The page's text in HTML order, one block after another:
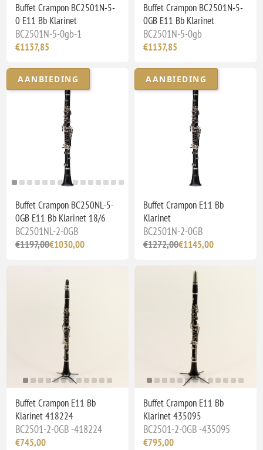
Buffet Crampon BC2501N-5-
0 E11 Bb Klarinet
BC2501N-5-0gb-1
€1137,85
Buffet Crampon BC2501N-5-
0GB E11 Bb Klarinet
BC2501N-5-0gb
€1137,85
AANBIEDING
Buffet Crampon BC250NL-5-
0GB E11 Bb Klarinet 18/6
BC2501NL-2-0GB
€1197,00€1030,00
AANBIEDING
Buffet Crampon E11 Bb
Klarinet
BC2501N-2-0GB
€1272,00€1145,00
Buffet Crampon E11 Bb
Klarinet 418224
BC2501-2-0GB -418224
€745,00
Buffet Crampon E11 Bb
Klarinet 435095
BC2501-2-0GB -435095
€795,00